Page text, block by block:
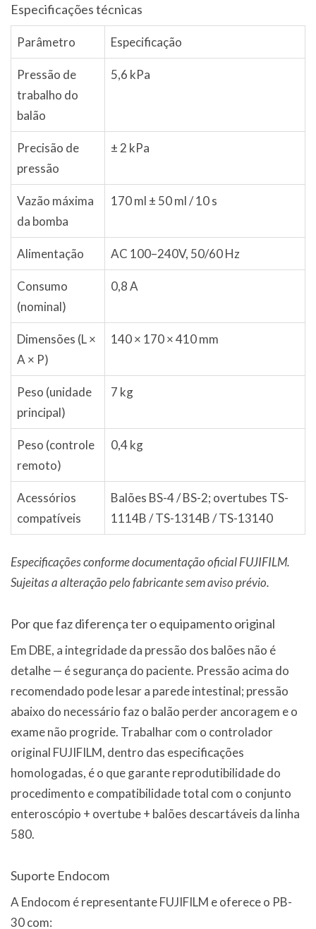
Especificações técnicas
Parâmetro Especificação
Pressão de
trabalho do
balão
5,6 kPa
Precisão de
pressão
± 2 kPa
Vazão máxima
da bomba
170 ml ± 50 ml / 10 s
Alimentação AC 100–240V, 50/60 Hz
Consumo
(nominal)
0,8 A
Dimensões (L ×
A × P)
140 × 170 × 410 mm
Peso (unidade
principal)
7 kg
Peso (controle
remoto)
0,4 kg
Acessórios
compatíveis
Balões BS-4 / BS-2; overtubes TS-
1114B / TS-1314B / TS-13140
Especificações conforme documentação oficial FUJIFILM.
Sujeitas a alteração pelo fabricante sem aviso prévio.
Por que faz diferença ter o equipamento original
Em DBE, a integridade da pressão dos balões não é
detalhe — é segurança do paciente. Pressão acima do
recomendado pode lesar a parede intestinal; pressão
abaixo do necessário faz o balão perder ancoragem e o
exame não progride. Trabalhar com o controlador
original FUJIFILM, dentro das especificações
homologadas, é o que garante reprodutibilidade do
procedimento e compatibilidade total com o conjunto
enteroscópio + overtube + balões descartáveis da linha
580.
Suporte Endocom
A Endocom é representante FUJIFILM e oferece o PB-
30 com: